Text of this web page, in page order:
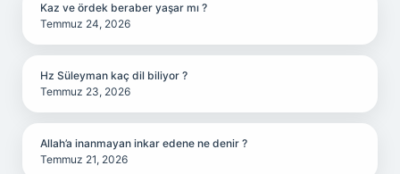
Kaz ve ördek beraber yaşar mı ?
Temmuz 24, 2026
Hz Süleyman kaç dil biliyor ?
Temmuz 23, 2026
Allah’a inanmayan inkar edene ne denir ?
Temmuz 21, 2026